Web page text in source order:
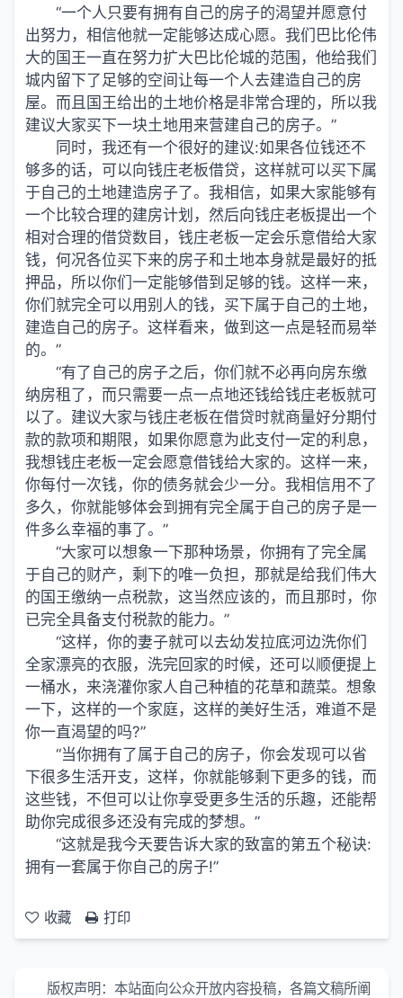
“一个人只要有拥有自己的房子的渴望并愿意付
出努力，相信他就一定能够达成心愿。 我们 巴比伦伟
大的国王一直在努力扩大巴比伦城的范围，他给我们
城内留下了足够的空间让每一个人去建造自己的房
屋。而且国王给出的土地价格是非常合理的，所以我
建议大家买下一块土地用来营建自己的房子。”
同时，我还有一个很好的建议:如果各位钱还不
够多的话，可以向钱庄老板借贷，这样就可以买下属
于自己的土地建造房子了。我相信，如果大家能够有
一个比较合理的建房计划，然后向钱庄老板提出一个
相对合理的借贷数目，钱庄老板一定会乐意借给大家
钱，何况各位买下来的房子和土地本身就是最好的抵
押品，所以你们一定能够借到足够的钱。这样一来，
你们就完全可以用别人的钱，买下属于自己的土地，
建造自己的房子。这样看来，做到这一点是轻而易举
的。”
“有了自己的房子之后，你们就不必再向房东缴
纳房租了，而只需要一点一点地还钱给钱庄老板就可
以了。建议大家与钱庄老板在借贷时就商量好分期付
款的款项和期限，如果你愿意为此支付一定的利息，
我想钱庄老板一定会愿意借钱给大家的。这样一来，
你每付一次钱，你的债务就会少一分。我相信用不了
多久，你就能够体会到拥有完全属于自己的房子是一
件多么幸福的事了。”
“大家可以想象一下那种场景，你拥有了完全属
于自己的财产，剩下的唯一负担，那就是给我们伟大
的国王缴纳一点税款，这当然应该的，而且那时，你
已完全具备支付税款的能力。”
“这样，你的妻子就可以去幼发拉底河边洗你们
全家漂亮的衣服，洗完回家的时候，还可以顺便提上
一桶水，来浇灌你家人自己种植的花草和蔬菜。想象
一下，这样的一个家庭，这样的美好生活，难道不是
你一直渴望的吗?”
“当你拥有了属于自己的房子，你会发现可以省
下很多生活开支，这样，你就能够剩下更多的钱，而
这些钱，不但可以让你享受更多生活的乐趣，还能帮
助你完成很多还没有完成的梦想。”
“这就是我今天要告诉大家的致富的第五个秘诀:
拥有一套属于你自己的房子!”
收藏 打印
版权声明：本站面向公众开放内容投稿，各篇文稿所阐